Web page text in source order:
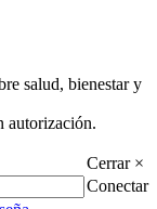
salud, bienestar y
autorización.
Cerrar ×
Conectar